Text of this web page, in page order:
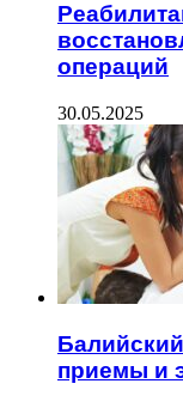
операций
30.05.2025
приемы и